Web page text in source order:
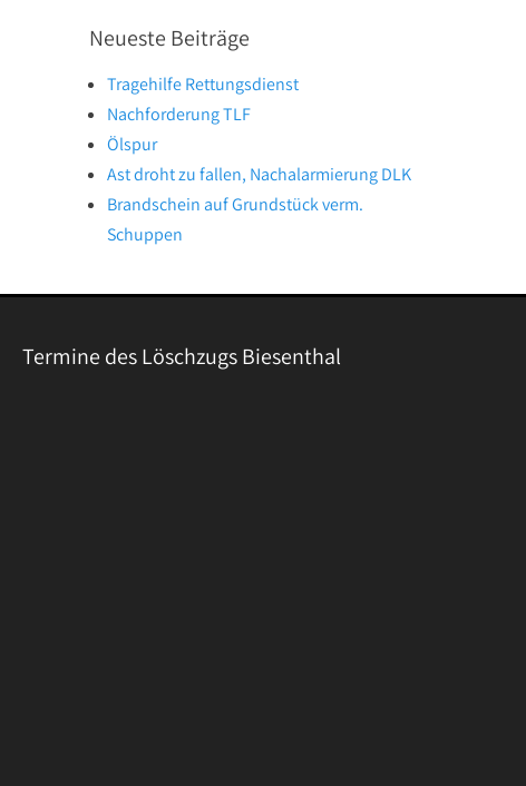
Neueste Beiträge
Tragehilfe Rettungsdienst
Nachforderung TLF
Ölspur
Ast droht zu fallen, Nachalarmierung DLK
Brandschein auf Grundstück verm.
Schuppen
Termine des Löschzugs Biesenthal